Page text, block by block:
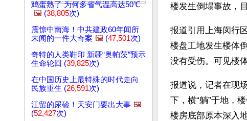
鸡蛋熟了 为何多省气温高达50℃
🖼️ (38,805次)
震惊中南海！中共建政60年闻所
未闻的一件大奇案 🖼️ (47,501次)
奇特的人类鞋印 新疆“奥帕茨”预示
生命轮回 (39,825次)
在中国历史上最特殊的时代走向
民族重生 (26,591次)
江留的尿硷！天安门要出大事 🖼️
(52,427次)
楼发生倒塌事故，
报道引用上海闵行
楼盘工地发生楼体
没有受伤。可见楼
报道说，记者在现
下，横“躺”于地，
楼房底部原本深入